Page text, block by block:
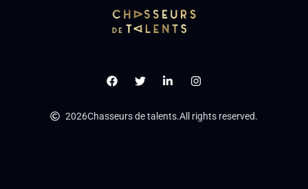
2026Chasseurs de talents.All rights reserved.